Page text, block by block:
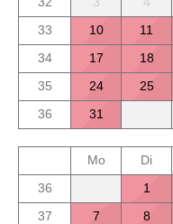
33
10 11
34
17 18
35
24 25
36
31
Mo
Di
36
1
37
7 8